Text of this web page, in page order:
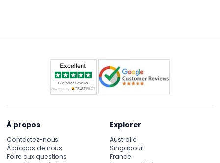
À propos
Contactez-nous
À propos de nous
Foire aux questions
Explorer
Australie
Singapour
France